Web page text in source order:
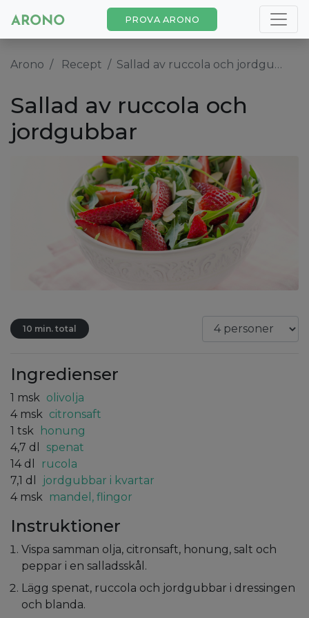
PROVA ARONO
Arono Recept Sallad av ruccola och jordgubbar
Sallad av ruccola och
jordgubbar
10 min. total
Ingredienser
1 msk olivolja
4 msk citronsaft
1 tsk
honung
4,7 dl
spenat
14 dl
rucola
7,1 dl
jordgubbar i kvartar
4 msk mandel, flingor
Instruktioner
Vispa samman olja, citronsaft, honung, salt och
peppar i en salladsskål.
Lägg spenat, ruccola och jordgubbar i dressingen
och blanda.